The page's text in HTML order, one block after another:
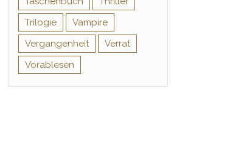
Trilogie
Vampire
Vergangenheit
Verrat
Vorablesen